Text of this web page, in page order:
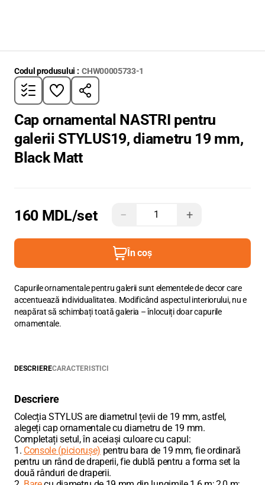
Codul produsului : CHW00005733-1
Cap ornamental NASTRI pentru
galerii STYLUS19, diametru 19 mm,
Black Matt
160 MDL/set − +
În coș
Capurile ornamentale pentru galerii sunt elementele de decor care
accentuează individualitatea. Modificând aspectul interiorului, nu e
neapărat să schimbați toată galeria – înlocuiți doar capurile
ornamentale.
DESCRIERECARACTERISTICI
Descriere
Colecția STYLUS are diametrul țevii de 19 mm, astfel,
alegeți cap ornamentale cu diametru de 19 mm.
Completați setul, în aceiași culoare cu capul:
1. Console (piciorușe) pentru bara de 19 mm, fie ordinară
pentru un rând de draperii, fie dublă pentru a forma set la
două rânduri de draperii.